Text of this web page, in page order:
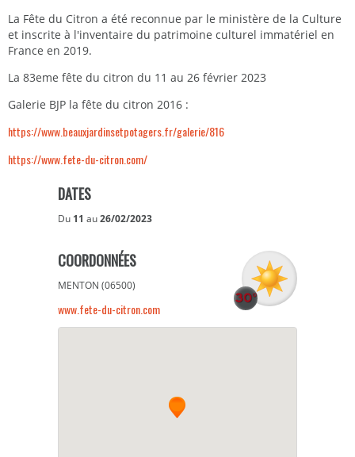
La Fête du Citron a été reconnue par le ministère de la Culture
et inscrite à l'inventaire du patrimoine culturel immatériel en
France en 2019.
La 83eme fête du citron du 11 au 26 février 2023
Galerie BJP la fête du citron 2016 :
https://www.beauxjardinsetpotagers.fr/galerie/816
https://www.fete-du-citron.com/
DATES
Du 11 au26/02/2023
COORDONNÉES
MENTON (06500)
www.fete-du-citron.com